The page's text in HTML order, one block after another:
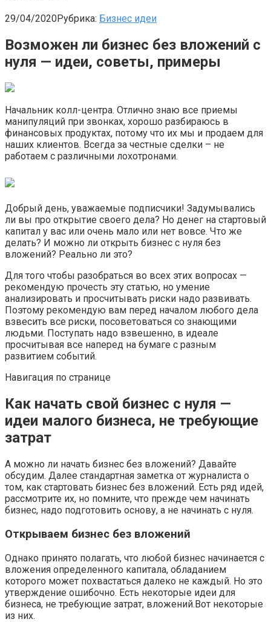
29/04/2020Рубрика: Бизнес идеи
Возможен ли бизнес без вложений с
нуля — идеи, советы, примеры
Начальник колл-центра. Отлично знаю все приемы
манипуляций при звонках, хорошо разбираюсь в
финансовых продуктах, потому что их мы и продаем для
наших клиентов. Всегда за честные сделки – не
работаем с различными лохотронами.
Добрый день, уважаемые подписчики! Задумывались
ли вы про открытие своего дела? Но денег на стартовый
капитал у вас или очень мало или нет вовсе. Что же
делать? И можно ли открыть бизнес с нуля без
вложений? Реально ли это?
Для того чтобы разобраться во всех этих вопросах —
рекомендую прочесть эту статью, но умение
анализировать и просчитывать риски надо развивать.
Поэтому рекомендую вам перед началом любого дела
взвесить все риски, посоветоваться со знающими
людьми. Поступать надо взвешенно, в идеале
просчитывая все наперед на бумаге с разным
развитием событий.
Навигация по странице
Как начать свой бизнес с нуля —
идеи малого бизнеса, не требующие
затрат
А можно ли начать бизнес без вложений? Давайте
обсудим. Далее стандартная заметка от журналиста о
том, как стартовать бизнес без вложений. Есть ряд идей,
рассмотрите их, но помните, что прежде чем начинать
бизнес, надо подготовить основу, а не начинать с нуля.
Открываем бизнес без вложений
Однако принято полагать, что любой бизнес начинается с
вложения определенного капитала, обладанием
которого может похвастаться далеко не каждый. Но это
утверждение ошибочно. Есть некоторые идеи для
бизнеса, не требующие затрат, вложений.Вот некоторые
из них.